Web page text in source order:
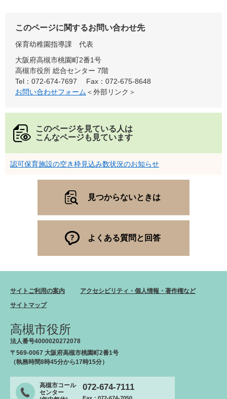
このページに関するお問い合わせ先
保育幼稚園指導課
代表
大阪府高槻市桃園町2番1号
高槻市役所 総合センター 7階
Tel：072-674-7697
Fax：072-675-8648
お問い合わせフォーム ＜外部リンク＞
このページを見ている人は
こんなページも見ています
認可保育施設の空き枠見込み数状況のお知らせ
見つからないときは
よくある質問と回答
サイトご利用の案内
アクセシビリティ・個人情報・著作権など
サイトマップ
高槻市役所
法人番号4000020272078
〒569-0067 大阪府高槻市桃園町2番1号
（執務時間8時45分から17時15分）
高槻市コール
センター
072-674-7111